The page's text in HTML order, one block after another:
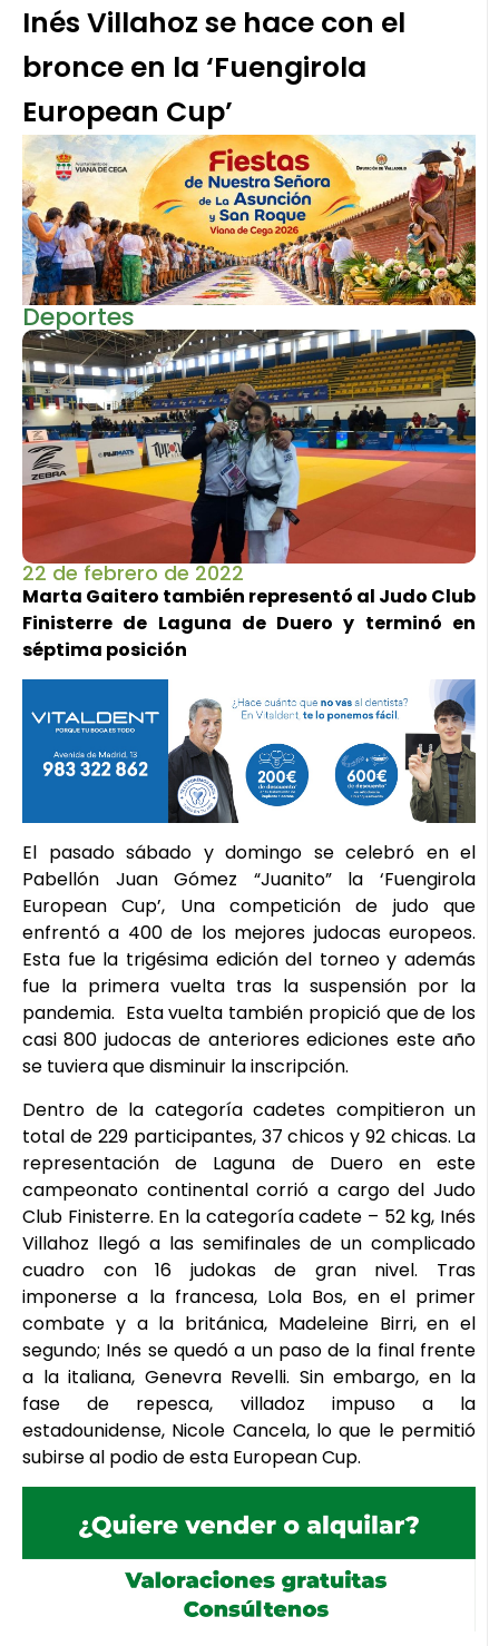
Inés Villahoz se hace con el
bronce en la ‘Fuengirola
European Cup’
Deportes
22 de febrero de 2022
Marta Gaitero también representó al Judo Club
Finisterre de Laguna de Duero y terminó en
séptima posición
El pasado sábado y domingo se celebró en el
Pabellón Juan Gómez “Juanito” la ‘Fuengirola
European Cup’, Una competición de judo que
enfrentó a 400 de los mejores judocas europeos.
Esta fue la trigésima edición del torneo y además
fue la primera vuelta tras la suspensión por la
pandemia. Esta vuelta también propició que de los
casi 800 judocas de anteriores ediciones este año
se tuviera que disminuir la inscripción.
Dentro de la categoría cadetes compitieron un
total de 229 participantes, 37 chicos y 92 chicas. La
representación de Laguna de Duero en este
campeonato continental corrió a cargo del Judo
Club Finisterre. En la categoría cadete – 52 kg, Inés
Villahoz llegó a las semifinales de un complicado
cuadro con 16 judokas de gran nivel. Tras
imponerse a la francesa, Lola Bos, en el primer
combate y a la británica, Madeleine Birri, en el
segundo; Inés se quedó a un paso de la final frente
a la italiana, Genevra Revelli. Sin embargo, en la
fase de repesca, villadoz impuso a la
estadounidense, Nicole Cancela, lo que le permitió
subirse al podio de esta European Cup.